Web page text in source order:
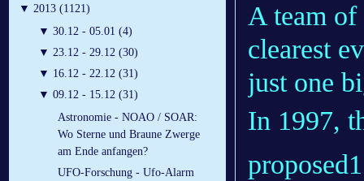
▼ 2013 (1121)
▼ 30.12 - 05.01 (4)
▼ 23.12 - 29.12 (30)
▼ 16.12 - 22.12 (31)
▼ 09.12 - 15.12 (31)
Astronomie - NOAO / SOAR:
Wo Sterne und Braune Zwerge
am Ende anfangen?
UFO-Forschung - Ufo-Alarm
A team of
clearest
just one
In 1997,